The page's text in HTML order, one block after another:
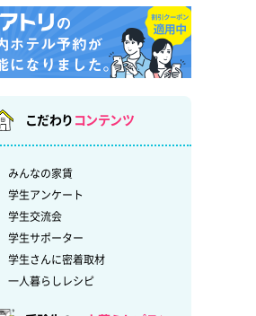
こだわり コンテンツ
みんなの家賃
学生アンケート
学生交流会
学生サポーター
学生さんに密着取材
一人暮らしレシピ